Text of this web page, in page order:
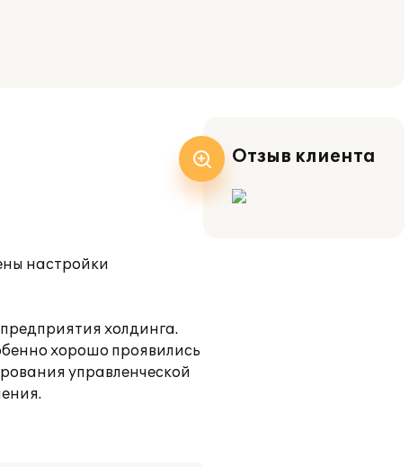
настройки
холдинга.
хорошо проявились
управленческой
Отзыв клиента